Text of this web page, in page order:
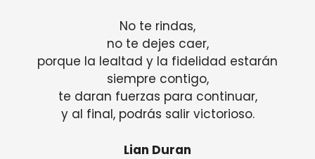
No te rindas,
no te dejes caer,
porque la lealtad y la fidelidad estarán
siempre contigo,
te daran fuerzas para continuar,
y al final, podrás salir victorioso.
Lian Duran